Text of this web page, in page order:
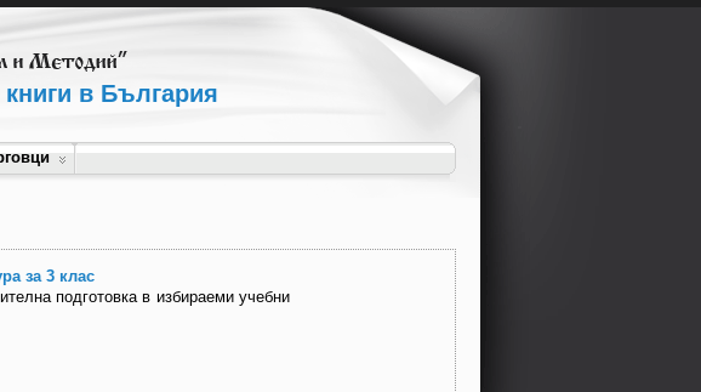
в България
за 3 клас
подготовка в избираеми учебни